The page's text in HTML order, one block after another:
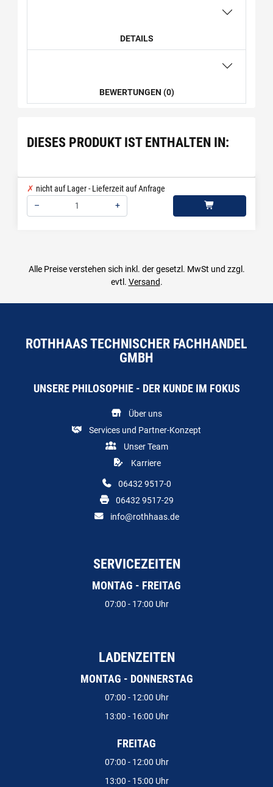
DETAILS
BEWERTUNGEN (0)
DIESES PRODUKT IST ENTHALTEN IN:
nicht auf Lager - Lieferzeit auf Anfrage
–
+
Alle Preise verstehen sich inkl. der gesetzl. MwSt und zzgl.
evtl. Versand.
ROTHHAAS TECHNISCHER FACHHANDEL
GMBH
UNSERE PHILOSOPHIE - DER KUNDE IM FOKUS
Über uns
Services und Partner-Konzept
Unser Team
Karriere
06432 9517-0
06432 9517-29
info@rothhaas.de
SERVICEZEITEN
MONTAG - FREITAG
07:00 - 17:00 Uhr
LADENZEITEN
MONTAG - DONNERSTAG
07:00 - 12:00 Uhr
13:00 - 16:00 Uhr
FREITAG
07:00 - 12:00 Uhr
13:00 - 15:00 Uhr